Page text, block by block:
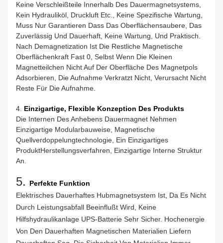
Keine Verschleißteile Innerhalb Des Dauermagnetsystems,
Kein Hydrauliköl, Druckluft Etc., Keine Spezifische Wartung,
Muss Nur Garantieren Dass Das Oberflächensaubere, Das
Zuverlässig Und Dauerhaft, Keine Wartung, Und Praktisch.
Nach Demagnetization Ist Die Restliche Magnetische
Oberflächenkraft Fast 0, Selbst Wenn Die Kleinen
Magnetteilchen Nicht Auf Der Oberfläche Des Magnetpols
Adsorbieren, Die Aufnahme Verkratzt Nicht, Verursacht Nicht
Reste Für Die Aufnahme.
4. Einzigartige, Flexible Konzeption Des Produkts
Die Internen Des Anhebens Dauermagnet Nehmen
Einzigartige Modularbauweise, Magnetische
Quellverdoppelungtechnologie, Ein Einzigartiges
ProduktHerstellungsverfahren, Einzigartige Interne Struktur
An.
5.
Perfekte Funktion
Elektrisches Dauerhaftes Hubmagnetsystem Ist, Da Es Nicht
Durch Leistungsabfall Beeinflußt Wird, Keine
Hilfshydraulikanlage UPS-Batterie Sehr Sicher. Hochenergie
Von Den Dauerhaften Magnetischen Materialien Liefern